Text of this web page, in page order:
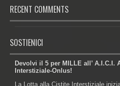
RECENT COMMENTS
SOSTIENICI
Devolvi il 5 per MILLE all’ A.I.C.I.
Interstiziale-Onlus!
La Lotta alla Cistite Interstiziale